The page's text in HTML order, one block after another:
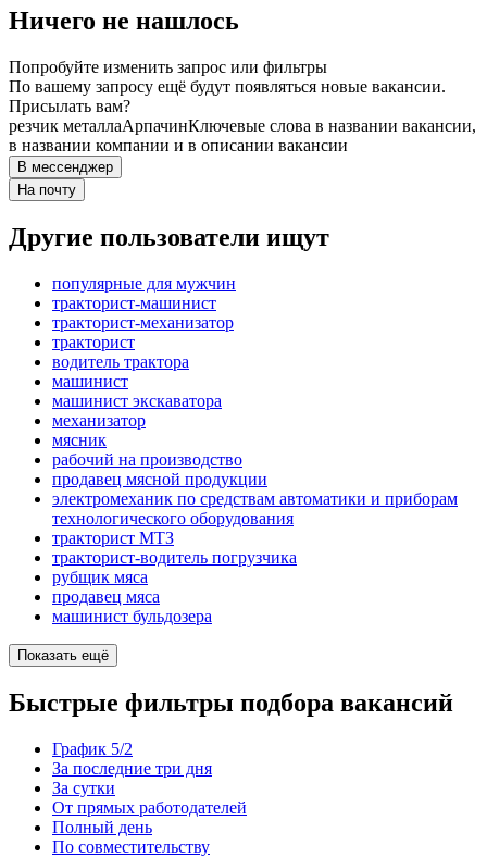
Ничего не нашлось
Попробуйте изменить запрос или фильтры
По вашему запросу ещё будут появляться новые вакансии.
Присылать вам?
резчик металлаАрпачинКлючевые слова в названии вакансии,
в названии компании и в описании вакансии
В мессенджер
На почту
Другие пользователи ищут
популярные для мужчин
тракторист-машинист
тракторист-механизатор
тракторист
водитель трактора
машинист
машинист экскаватора
механизатор
мясник
рабочий на производство
продавец мясной продукции
электромеханик по средствам автоматики и приборам
технологического оборудования
тракторист МТЗ
тракторист-водитель погрузчика
рубщик мяса
продавец мяса
машинист бульдозера
Показать ещё
Быстрые фильтры подбора вакансий
График 5/2
За последние три дня
За сутки
От прямых работодателей
Полный день
По совместительству